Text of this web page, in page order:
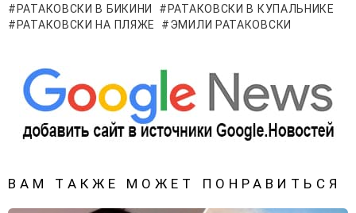
РАТАКОВСКИ В БИКИНИ
РАТАКОВСКИ В КУПАЛЬНИКЕ
РАТАКОВСКИ НА ПЛЯЖЕ
ЭМИЛИ РАТАКОВСКИ
ВАМ ТАКЖЕ МОЖЕТ ПОНРАВИТЬСЯ